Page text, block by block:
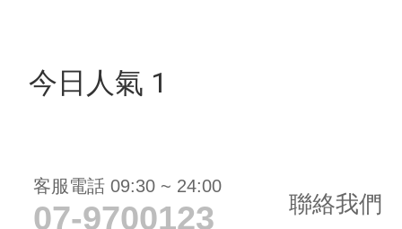
今日人氣 1
客服電話 09:30 ~ 24:00
07-9700123 聯絡我們